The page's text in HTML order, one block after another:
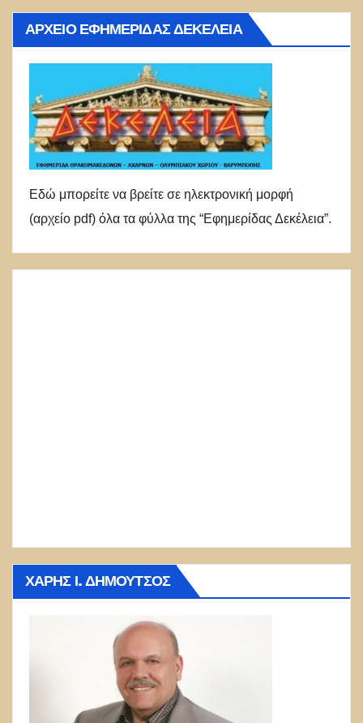
ΑΡΧΕΊΟ ΕΦΗΜΕΡΊΔΑΣ ΔΕΚΈΛΕΙΑ
Εδώ μπορείτε να βρείτε σε ηλεκτρονική μορφή
(αρχείο pdf) όλα τα φύλλα της “Εφημερίδας Δεκέλεια”.
ΧΆΡΗΣ Ι. ΔΗΜΟΎΤΣΟΣ